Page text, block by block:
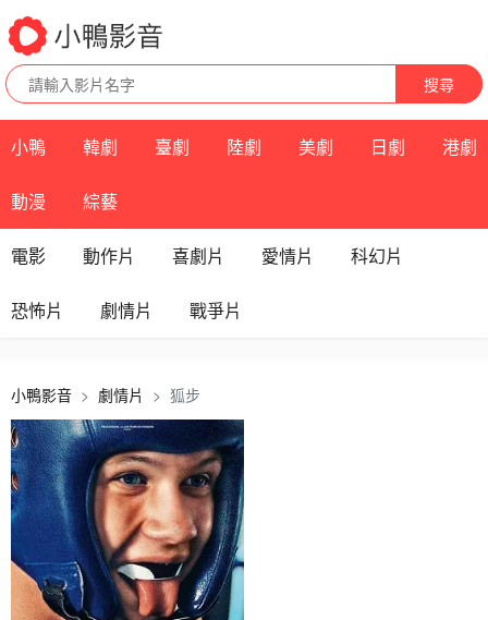
搜尋
小鴨 韓劇 臺劇 陸劇 美劇 日劇 港劇
動漫 綜藝
電影 動作片 喜劇片 愛情片 科幻片
恐怖片 劇情片 戰爭片
小鴨影音 劇情片 狐步